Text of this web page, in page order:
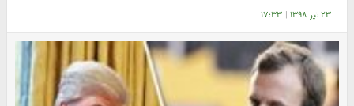
۲۳ تیر ۱۳۹۸ | ۱۷:۳۳